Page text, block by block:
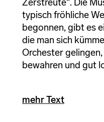
typisch fröhliche
begonnen, gibt es
die man sich
Orchester
bewahren und gut
mehr Text